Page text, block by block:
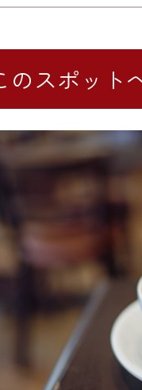
のスポット